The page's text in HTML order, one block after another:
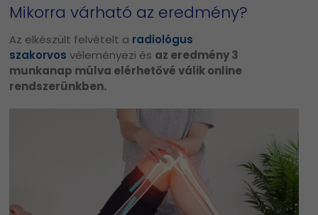
Mikorra várható az eredmény?
Az elkészült felvételt a radiológus
szakorvos véleményezi és az eredmény 3
munkanap múlva elérhetővé válik online
rendszerünkben.